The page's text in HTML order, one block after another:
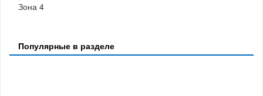
Зона 4
Популярные в разделе